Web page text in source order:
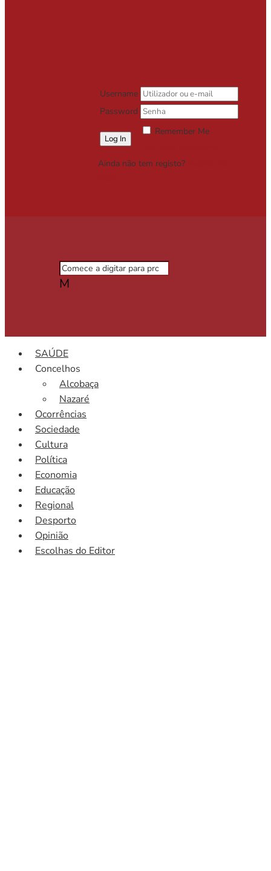
Username
Password
Remember Me
Ainda não tem registo?
M
SAÚDE
Concelhos
Alcobaça
Nazaré
Ocorrências
Sociedade
Cultura
Política
Economia
Educação
Regional
Desporto
Opinião
Escolhas do Editor